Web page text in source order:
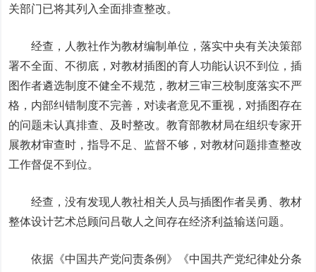
关部门已将其列入全面排查整改。
经查，人教社作为教材编制单位，落实中央有关决策部
署不全面、不彻底，对教材插图的育人功能认识不到位，插
图作者遴选制度不健全不规范，教材三审三校制度落实不严
格，内部纠错制度不完善，对读者意见不重视，对插图存在
的问题未认真排查、及时整改。教育部教材局在组织专家开
展教材审查时，指导不足、监督不够，对教材问题排查整改
工作督促不到位。
经查，没有发现人教社相关人员与插图作者吴勇、教材
整体设计艺术总顾问吕敬人之间存在经济利益输送问题。
依据《中国共产党问责条例》《中国共产党纪律处分条